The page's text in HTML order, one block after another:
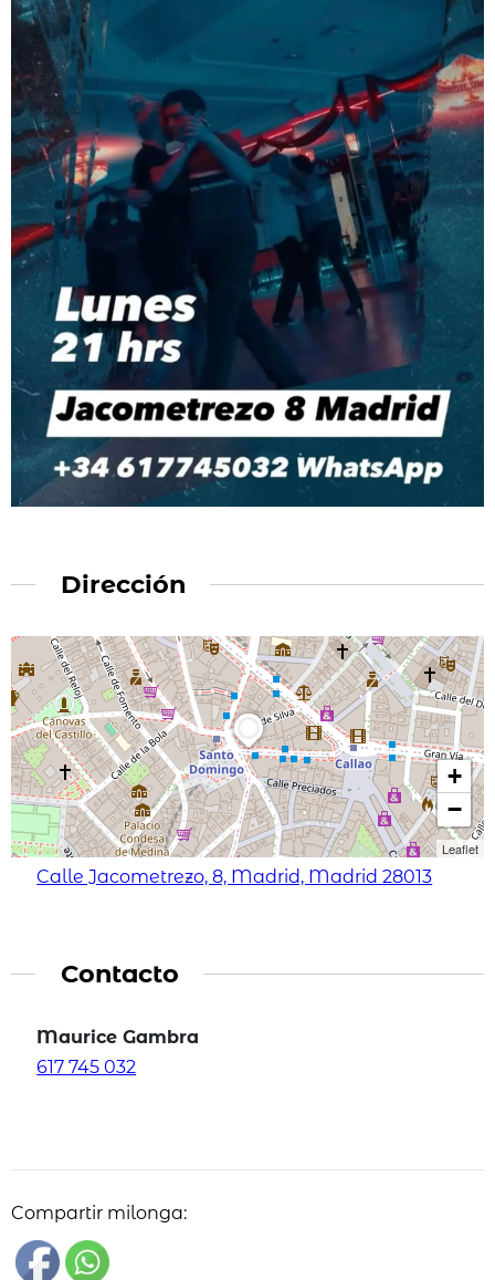
Dirección
+
−
Leaflet
Calle Jacometrezo, 8, Madrid, Madrid 28013
Contacto
Maurice Gambra
617 745 032
Compartir milonga: